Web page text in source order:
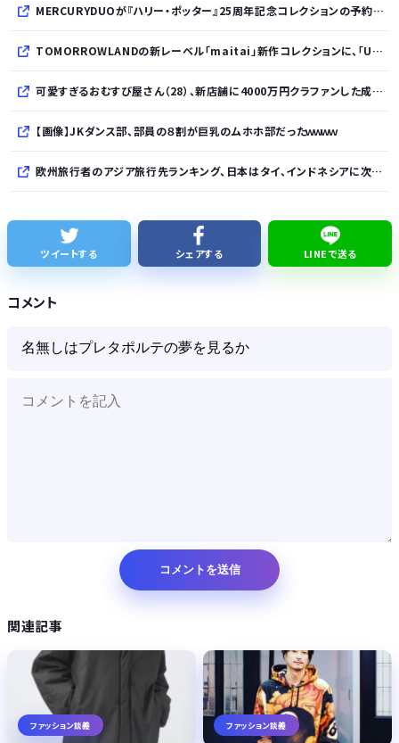
MERCURYDUOが『ハリー・ポッター』25周年記念コレクションの予約を開始
TOMORROWLANDの新レーベル「maitai」新作コレクションに、「UNDYED」の素材が採用
可愛すぎるおむすび屋さん（28）、新店舗に4000万円クラファンした成功した結果弱男集団から叩かれてしまうｗｗｗｗ
【画像】JKダンス部、部員の８割が巨乳のムホホ部だったｗｗｗｗ
欧州旅行者のアジア旅行先ランキング、日本はタイ、インドネシアに次いで3位ランクイン アゴダ調べ
佐藤二朗、妻から33年目に初めて「ハグでもしてみっか」→「君と生きてきて、本当に良かったです」と感激
ツイートする シェアする LINEで送る
コメント
関連記事
ファッション談義 ファッション談義